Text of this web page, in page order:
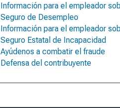
Información para el empleador
Seguro de Desempleo
Información para el empleador
Seguro Estatal de Incapacidad
Ayúdenos a combatir el fraude
Defensa del contribuyente